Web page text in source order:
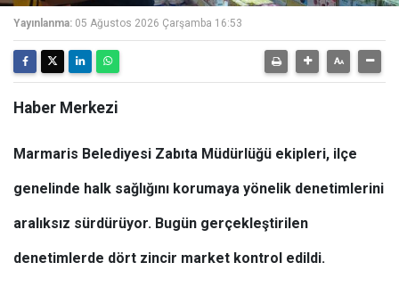
Yayınlanma: 05 Ağustos 2026 Çarşamba 16:53
Haber Merkezi
Marmaris Belediyesi Zabıta Müdürlüğü ekipleri, ilçe
genelinde halk sağlığını korumaya yönelik denetimlerini
aralıksız sürdürüyor. Bugün gerçekleştirilen
denetimlerde dört zincir market kontrol edildi.